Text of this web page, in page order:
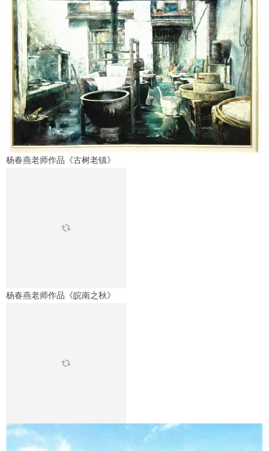
杨春燕老师作品《古树老镇》
杨春燕老师作品《皖南之秋》